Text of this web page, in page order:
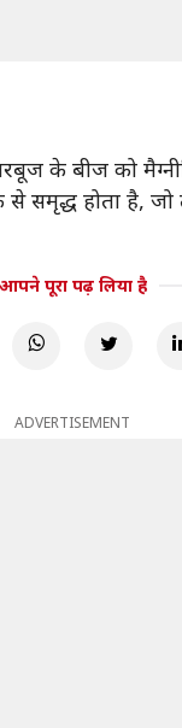
के बीज को
होता है, जो
आपने पूरा पढ़ लिया है
ADVERTISEMENT